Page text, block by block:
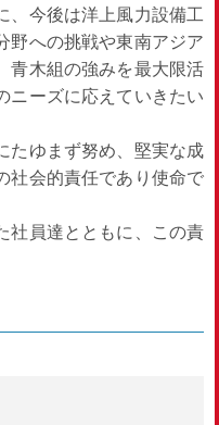
、今後は洋上風力設備工
野への挑戦や東南アジア
青木組の強みを最大限活
ニーズに応えていきたい
たゆまず努め、堅実な成
社会的責任であり使命で
社員達とともに、この責